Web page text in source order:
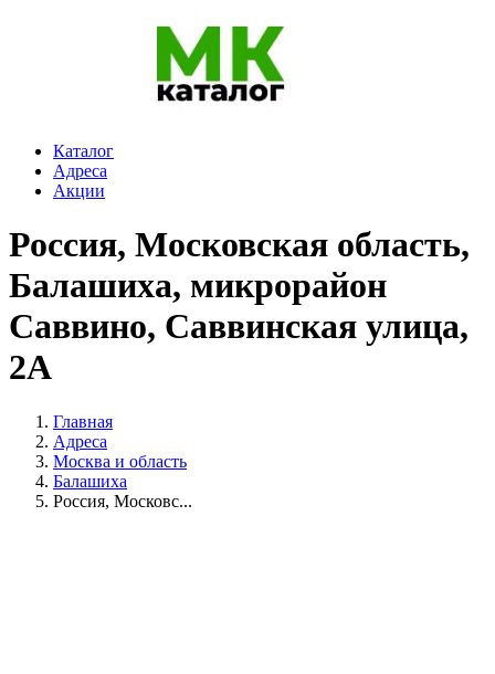
Каталог
Адреса
Акции
Россия, Московская область,
Балашиха, микрорайон
Саввино, Саввинская улица,
2А
Главная
Адреса
Москва и область
Балашиха
Россия, Московс...